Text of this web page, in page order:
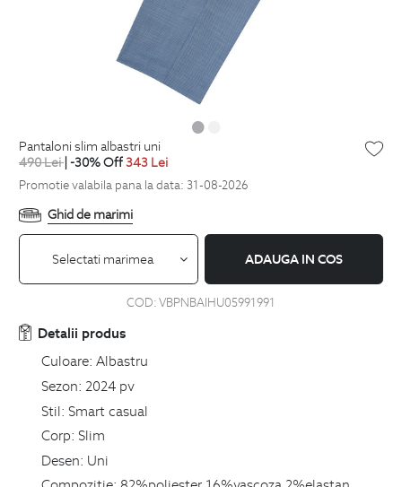
pantaloni slim albastri uni
490Lei| -30% Off343 Lei
Promotie valabila pana la data: 31-08-2026
Ghid de marimi
Selectati marimea ADAUGA IN COS
COD:VBPNBAIHU05991991
Detalii produs
Culoare: Albastru
Sezon: 2024 pv
Stil: Smart casual
Corp: Slim
Desen: Uni